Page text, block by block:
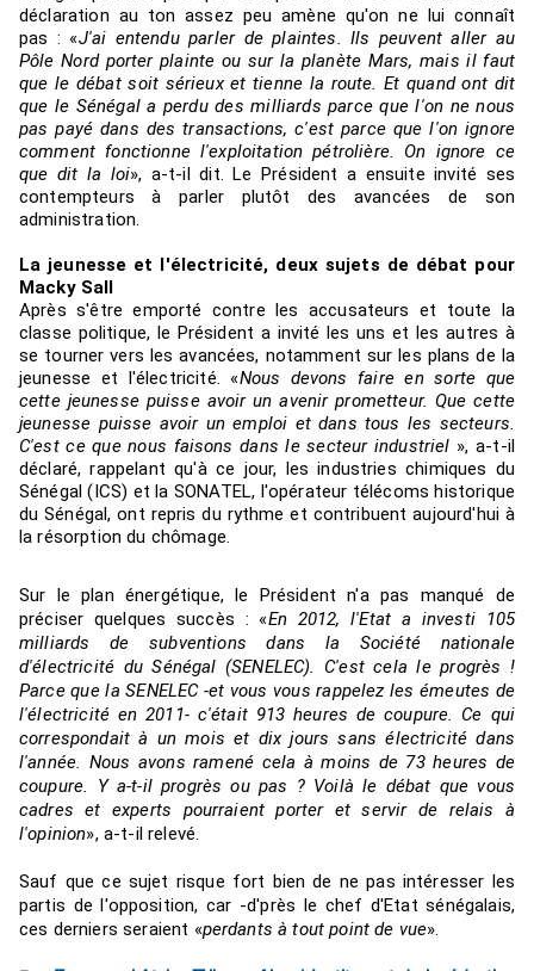
déclaration au ton assez peu amène qu'on ne lui connaît
pas : «J'ai entendu parler de plaintes. Ils peuvent aller au
Pôle Nord porter plainte ou sur la planète Mars, mais il faut
que le débat soit sérieux et tienne la route. Et quand ont dit
que le Sénégal a perdu des milliards parce que l'on ne nous
pas payé dans des transactions, c'est parce que l'on ignore
comment fonctionne l'exploitation pétrolière. On ignore ce
que dit la loi», a-t-il dit. Le Président a ensuite invité ses
contempteurs à parler plutôt des avancées de son
administration.
La jeunesse et l'électricité, deux sujets de débat pour
Macky Sall
Après s'être emporté contre les accusateurs et toute la
classe politique, le Président a invité les uns et les autres à
se tourner vers les avancées, notamment sur les plans de la
jeunesse et l'électricité. «Nous devons faire en sorte que
cette jeunesse puisse avoir un avenir prometteur. Que cette
jeunesse puisse avoir un emploi et dans tous les secteurs.
C'est ce que nous faisons dans le secteur industriel », a-t-il
déclaré, rappelant qu'à ce jour, les industries chimiques du
Sénégal (ICS) et la SONATEL, l'opérateur télécoms historique
du Sénégal, ont repris du rythme et contribuent aujourd'hui à
la résorption du chômage.
Sur le plan énergétique, le Président n'a pas manqué de
préciser quelques succès : «En 2012, l'Etat a investi 105
milliards de subventions dans la Société nationale
d'électricité du Sénégal (SENELEC). C'est cela le progrès !
Parce que la SENELEC -et vous vous rappelez les émeutes de
l'électricité en 2011- c'était 913 heures de coupure. Ce qui
correspondait à un mois et dix jours sans électricité dans
l'année. Nous avons ramené cela à moins de 73 heures de
coupure. Y a-t-il progrès ou pas ? Voilà le débat que vous
cadres et experts pourraient porter et servir de relais à
l'opinion», a-t-il relevé.
Sauf que ce sujet risque fort bien de ne pas intéresser les
partis de l'opposition, car -d'près le chef d'Etat sénégalais,
ces derniers seraient «perdants à tout point de vue».